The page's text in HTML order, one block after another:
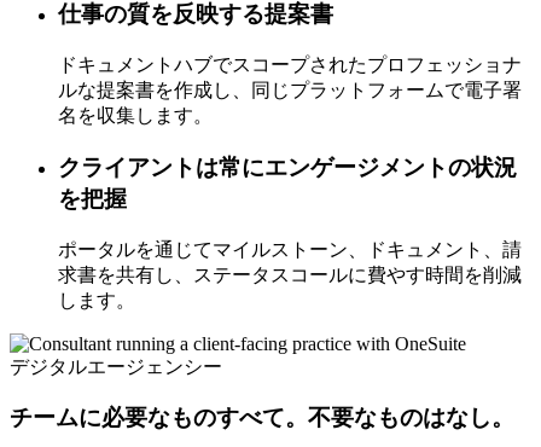
仕事の質を反映する提案書
ドキュメントハブでスコープされたプロフェッショナ
ルな提案書を作成し、同じプラットフォームで電子署
名を収集します。
クライアントは常にエンゲージメントの状況
を把握
ポータルを通じてマイルストーン、ドキュメント、請
求書を共有し、ステータスコールに費やす時間を削減
します。
デジタルエージェンシー
チームに必要なものすべて。不要なものはなし。